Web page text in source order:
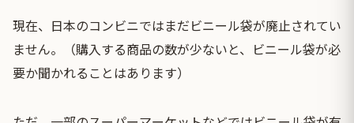
現在、日本のコンビニではまだビニール袋が廃止されてい
ません。（購入する商品の数が少ないと、ビニール袋が必
要か聞かれることはあります）